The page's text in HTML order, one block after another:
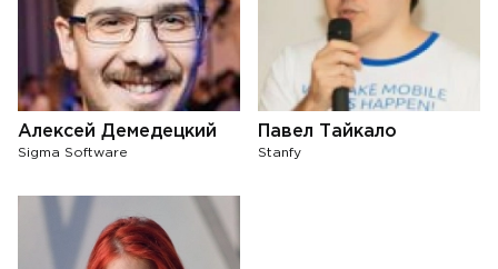
Алексей Демедецкий
Sigma Software
Павел Тайкало
Stanfy